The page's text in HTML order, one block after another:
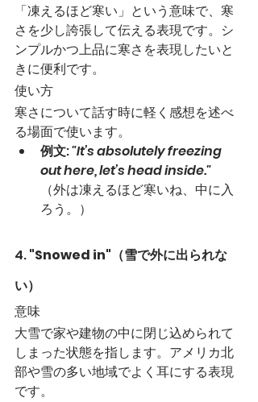
「凍えるほど寒い」という意味で、寒
さを少し誇張して伝える表現です。シ
ンプルかつ上品に寒さを表現したいと
きに便利です。
使い方
寒さについて話す時に軽く感想を述べ
る場面で使います。
例文: "It’s absolutely freezing
out here, let’s head inside."
（外は凍えるほど寒いね、中に入
ろう。）
4. "Snowed in"（雪で外に出られな
い）
意味
大雪で家や建物の中に閉じ込められて
しまった状態を指します。アメリカ北
部や雪の多い地域でよく耳にする表現
です。